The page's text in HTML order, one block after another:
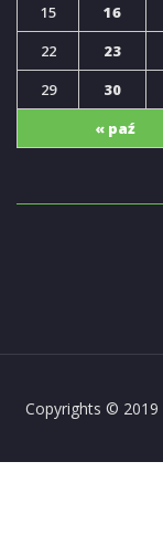
« paź
15
16
22
23
29
30
Copyrights © 2019